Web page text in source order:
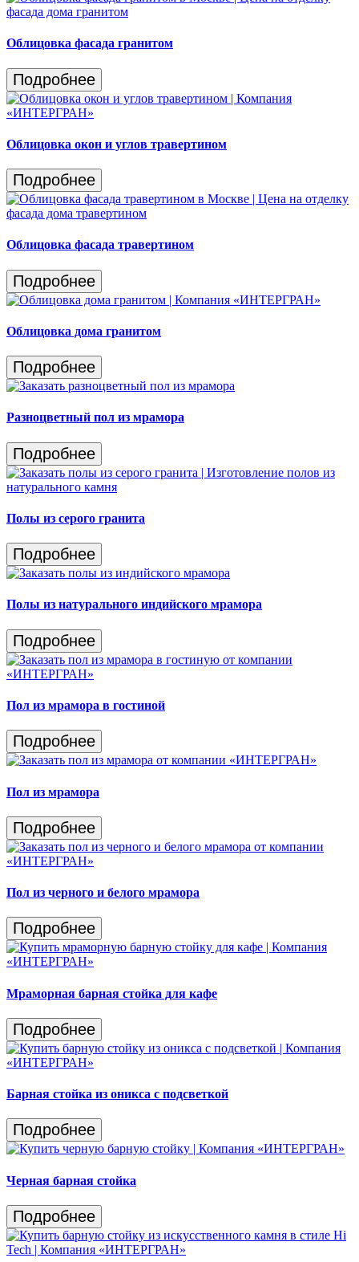
Облицовка фасада гранитом
Подробнее
Облицовка окон и углов травертином
Подробнее
Облицовка фасада травертином
Подробнее
Облицовка дома гранитом
Подробнее
Разноцветный пол из мрамора
Подробнее
Полы из серого гранита
Подробнее
Полы из натурального индийского мрамора
Подробнее
Пол из мрамора в гостиной
Подробнее
Пол из мрамора
Подробнее
Пол из черного и белого мрамора
Подробнее
Мраморная барная стойка для кафе
Подробнее
Барная стойка из оникса с подсветкой
Подробнее
Черная барная стойка
Подробнее